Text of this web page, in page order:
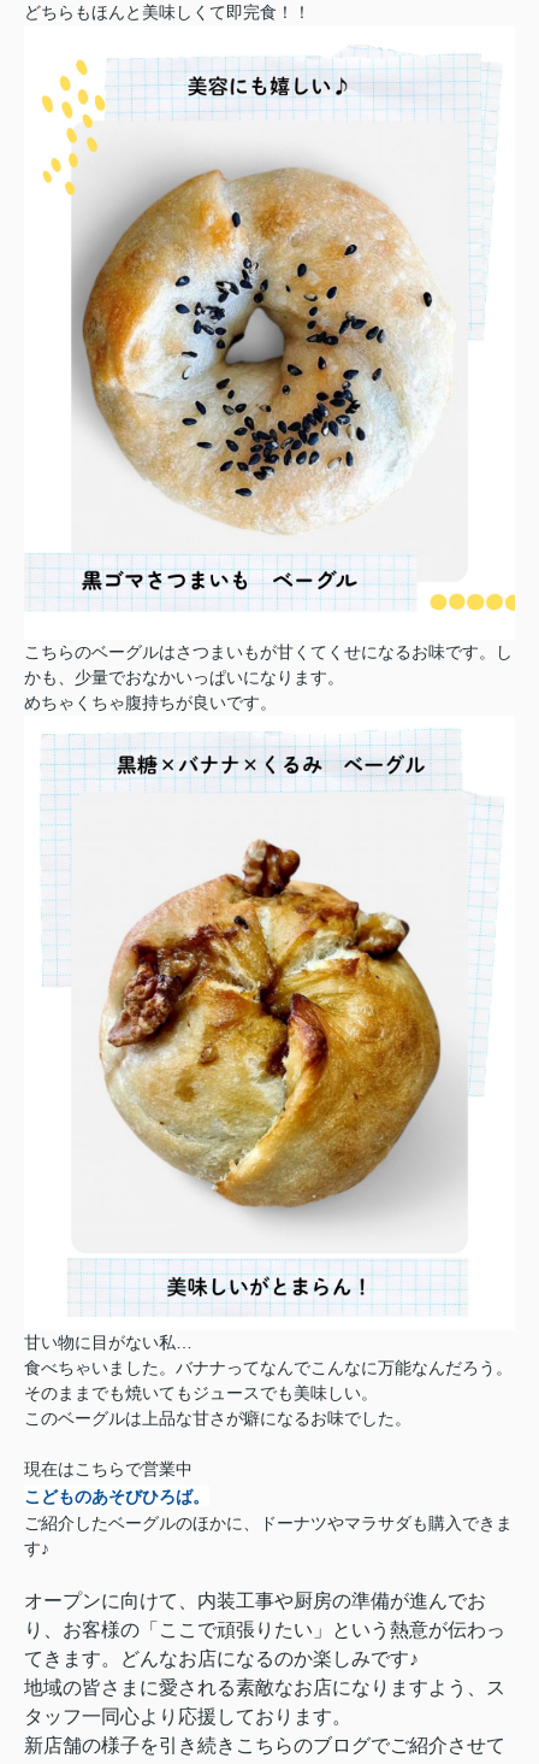
どちらもほんと美味しくて即完食！！
こちらのベーグルはさつまいもが甘くてくせになるお味です。し
かも、少量でおなかいっぱいになります。
めちゃくちゃ腹持ちが良いです。
甘い物に目がない私…
食べちゃいました。バナナってなんでこんなに万能なんだろう。
そのままでも焼いてもジュースでも美味しい。
このベーグルは上品な甘さが癖になるお味でした。
現在はこちらで営業中
こどものあそびひろば。
ご紹介したベーグルのほかに、ドーナツやマラサダも購入できま
す♪
オープンに向けて、内装工事や厨房の準備が進んでお
り、お客様の「ここで頑張りたい」という熱意が伝わっ
てきます。どんなお店になるのか楽しみです♪
地域の皆さまに愛される素敵なお店になりますよう、ス
タッフ一同心より応援しております。
新店舗の様子を引き続きこちらのブログでご紹介させて